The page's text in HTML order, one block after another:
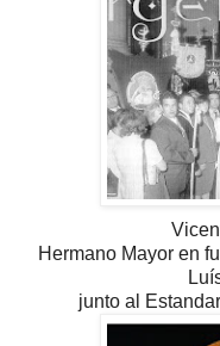
Hermano Mayor en
junto al